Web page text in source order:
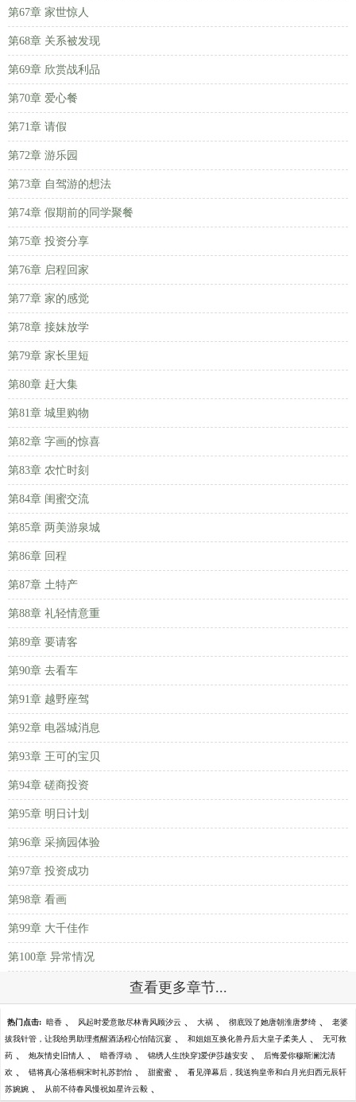
第67章 家世惊人
第68章 关系被发现
第69章 欣赏战利品
第70章 爱心餐
第71章 请假
第72章 游乐园
第73章 自驾游的想法
第74章 假期前的同学聚餐
第75章 投资分享
第76章 启程回家
第77章 家的感觉
第78章 接妹放学
第79章 家长里短
第80章 赶大集
第81章 城里购物
第82章 字画的惊喜
第83章 农忙时刻
第84章 闺蜜交流
第85章 两美游泉城
第86章 回程
第87章 土特产
第88章 礼轻情意重
第89章 要请客
第90章 去看车
第91章 越野座驾
第92章 电器城消息
第93章 王可的宝贝
第94章 磋商投资
第95章 明日计划
第96章 采摘园体验
第97章 投资成功
第98章 看画
第99章 大千佳作
第100章 异常情况
查看更多章节...
热门点击: 暗香 、 风起时爱意散尽林青风顾汐云 、 大祸 、 彻底毁了她唐朝淮唐梦绮 、 老婆
拔我针管，让我给男助理煮醒酒汤程心怡陆沉宴 、 和姐姐互换化兽丹后大皇子柔美人 、 无可救
药 、 炮灰情史旧情人 、 暗香浮动 、 锦绣人生[快穿]爱伊莎越安安 、 后悔爱你穆斯澜沈清
欢 、 错将真心落梧桐宋时礼苏韵怡 、 甜蜜蜜 、 看见弹幕后，我送狗皇帝和白月光归西元辰轩
苏婉婉 、 从前不待春风慢祝如星许云毅 、